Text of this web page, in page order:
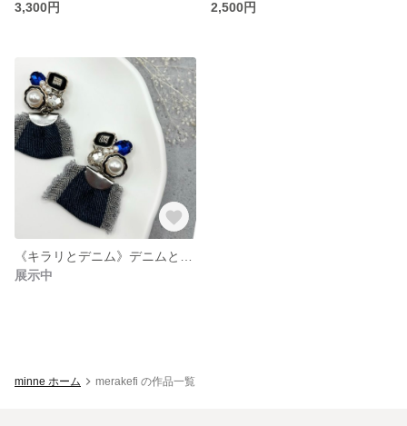
3,300円
2,500円
展示中
minne ホーム merakefi の作品一覧